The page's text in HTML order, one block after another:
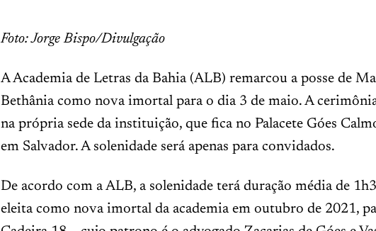
Foto: Jorge Bispo/Divulgação
A Academia de Letras da Bahia (ALB) remarcou a posse de
Bethânia como nova imortal para o dia 3 de maio. A
na própria sede da instituição, que fica no Palacete Góes
em Salvador. A solenidade será apenas para convidados.
De acordo com a ALB, a solenidade terá duração média de
eleita como nova imortal da academia em outubro de 2021,